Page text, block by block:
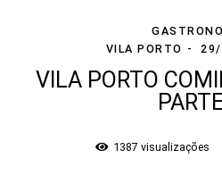
VILA PORTO
29/
VILA PORTO
1387 visualizações